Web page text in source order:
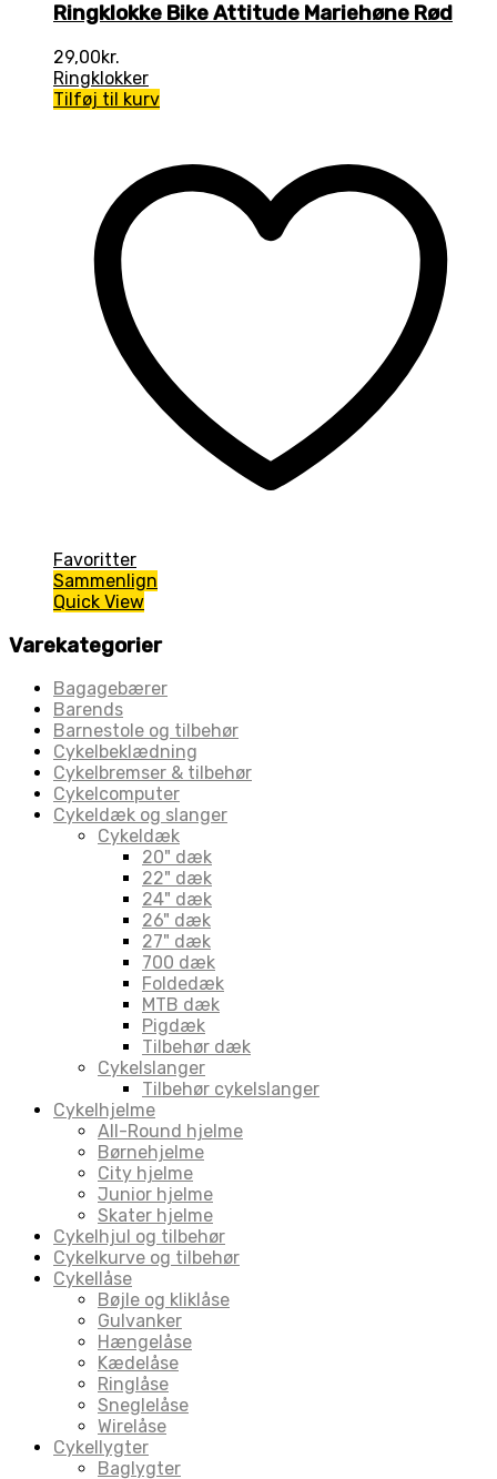
Ringklokke Bike Attitude Mariehøne Rød
29,00kr.
Ringklokker
Tilføj til kurv
Favoritter
Sammenlign
Quick View
Varekategorier
Bagagebærer
Barends
Barnestole og tilbehør
Cykelbeklædning
Cykelbremser & tilbehør
Cykelcomputer
Cykeldæk og slanger
Cykeldæk
20" dæk
22" dæk
24" dæk
26" dæk
27" dæk
700 dæk
Foldedæk
MTB dæk
Pigdæk
Tilbehør dæk
Cykelslanger
Tilbehør cykelslanger
Cykelhjelme
All-Round hjelme
Børnehjelme
City hjelme
Junior hjelme
Skater hjelme
Cykelhjul og tilbehør
Cykelkurve og tilbehør
Cykellåse
Bøjle og kliklåse
Gulvanker
Hængelåse
Kædelåse
Ringlåse
Sneglelåse
Wirelåse
Cykellygter
Baglygter